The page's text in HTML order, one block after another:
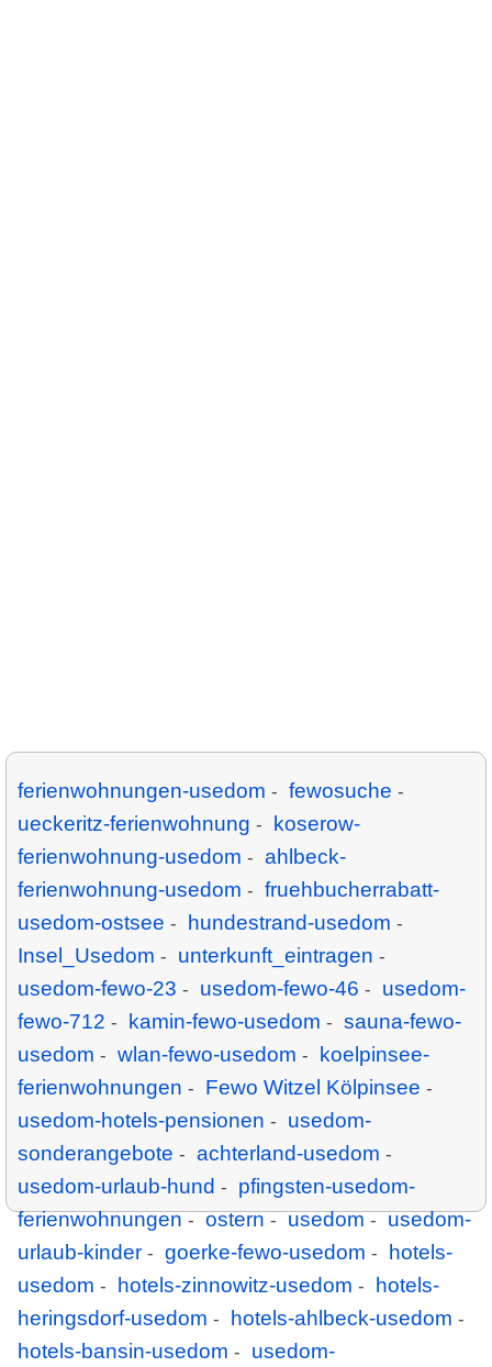
ferienwohnungen-usedom - fewosuche -
ueckeritz-ferienwohnung -
koserow-
ferienwohnung-usedom - ahlbeck-
ferienwohnung-usedom - fruehbucherrabatt-
usedom-ostsee - hundestrand-usedom -
Insel_Usedom - unterkunft_eintragen -
usedom-fewo-23 - usedom-fewo-46 - usedom-
fewo-712 - kamin-fewo-usedom - sauna-fewo-
usedom - wlan-fewo-usedom -
koelpinsee-
ferienwohnungen - Fewo Witzel Kölpinsee -
usedom-hotels-pensionen - usedom-
sonderangebote - achterland-usedom -
usedom-urlaub-hund - pfingsten-usedom-
ferienwohnungen - ostern - usedom - usedom-
urlaub-kinder - goerke-fewo-usedom -
hotels-
usedom - hotels-zinnowitz-usedom -
hotels-
heringsdorf-usedom - hotels-ahlbeck-usedom -
hotels-bansin-usedom - usedom-